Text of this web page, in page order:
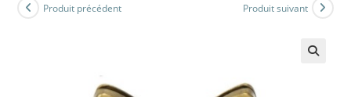
Produit précédent Produit suivant